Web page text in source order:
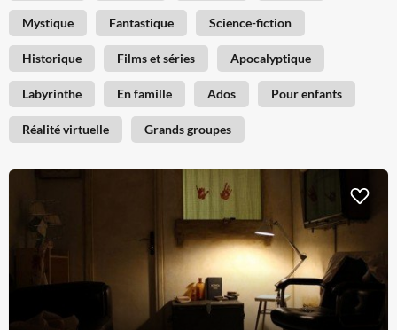
Mystique Fantastique Science-fiction
Historique Films et séries Apocalyptique
Labyrinthe En famille Ados Pour enfants
Réalité virtuelle Grands groupes